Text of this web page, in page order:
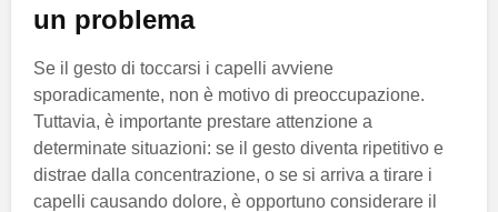
un problema
Se il gesto di toccarsi i capelli avviene
sporadicamente, non è motivo di preoccupazione.
Tuttavia, è importante prestare attenzione a
determinate situazioni: se il gesto diventa ripetitivo e
distrae dalla concentrazione, o se si arriva a tirare i
capelli causando dolore, è opportuno considerare il